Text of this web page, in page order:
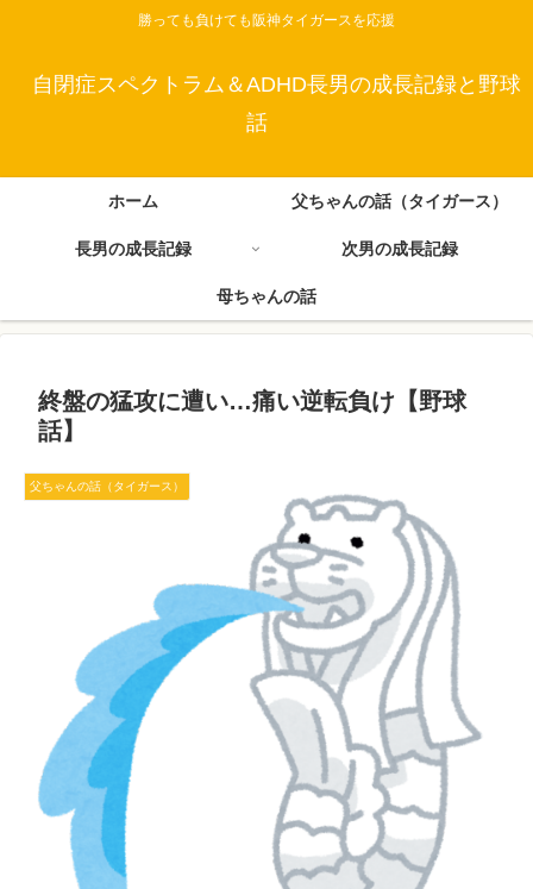
勝っても負けても阪神タイガースを応援
自閉症スペクトラム＆ADHD長男の成長記録と野球
話
ホーム 父ちゃんの話（タイガース）
長男の成長記録 次男の成長記録
母ちゃんの話
終盤の猛攻に遭い…痛い逆転負け【野球
話】
父ちゃんの話（タイガース）